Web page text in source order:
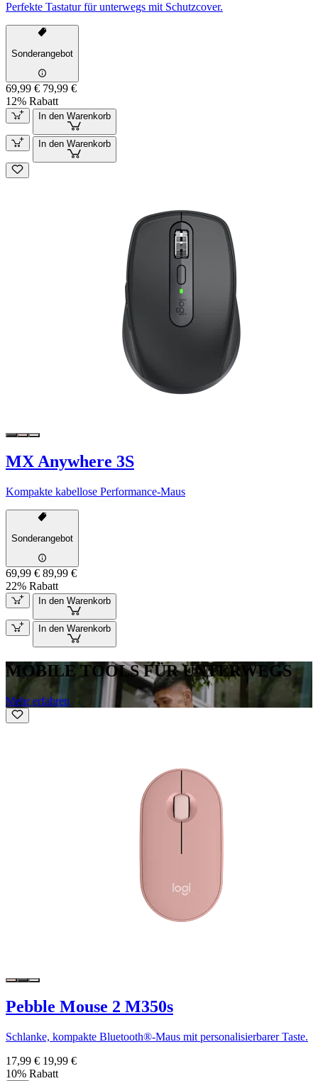
Perfekte Tastatur für unterwegs mit Schutzcover.
Sonderangebot
69,99 € 79,99 €
12% Rabatt
In den Warenkorb
In den Warenkorb
MX Anywhere 3S
Kompakte kabellose Performance-Maus
Sonderangebot
69,99 € 89,99 €
22% Rabatt
In den Warenkorb
In den Warenkorb
MOBILE TOOLS FÜR UNTERWEGS
Mehr erfahren
Pebble Mouse 2 M350s
Schlanke, kompakte Bluetooth®-Maus mit personalisierbarer Taste.
17,99 € 19,99 €
10% Rabatt